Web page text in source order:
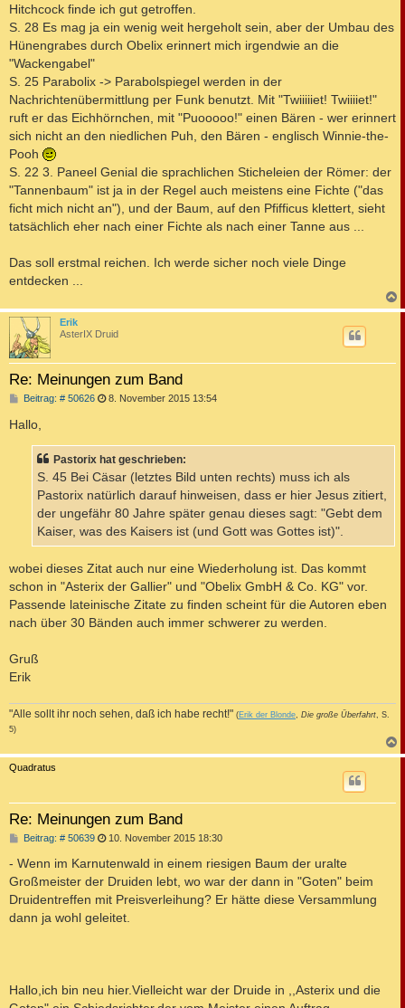
Hitchcock finde ich gut getroffen.
S. 28 Es mag ja ein wenig weit hergeholt sein, aber der Umbau des
Hünengrabes durch Obelix erinnert mich irgendwie an die
"Wackengabel"
S. 25 Parabolix -> Parabolspiegel werden in der
Nachrichtenübermittlung per Funk benutzt. Mit "Twiiiiiet! Twiiiiet!"
ruft er das Eichhörnchen, mit "Puooooo!" einen Bären - wer erinnert
sich nicht an den niedlichen Puh, den Bären - englisch Winnie-the-
Pooh
S. 22 3. Paneel Genial die sprachlichen Sticheleien der Römer: der
"Tannenbaum" ist ja in der Regel auch meistens eine Fichte ("das
ficht mich nicht an"), und der Baum, auf den Pfifficus klettert, sieht
tatsächlich eher nach einer Fichte als nach einer Tanne aus ...
Das soll erstmal reichen. Ich werde sicher noch viele Dinge
entdecken ...
a
Erik
AsterIX Druid
Re: Meinungen zum Band
Beitrag: # 50626B
r
a
8. November 2015 13:54
Hallo,
Pastorix hat geschrieben:
S. 45 Bei Cäsar (letztes Bild unten rechts) muss ich als
Pastorix natürlich darauf hinweisen, dass er hier Jesus zitiert,
der ungefähr 80 Jahre später genau dieses sagt: "Gebt dem
Kaiser, was des Kaisers ist (und Gott was Gottes ist)".
wobei dieses Zitat auch nur eine Wiederholung ist. Das kommt
schon in "Asterix der Gallier" und "Obelix GmbH & Co. KG" vor.
Passende lateinische Zitate zu finden scheint für die Autoren eben
nach über 30 Bänden auch immer schwerer zu werden.
Gruß
Erik
"Alle sollt ihr noch sehen, daß ich habe recht!" (Erik der Blonde Die große Überfahrt , S.
5)
a
Quadratus
Re: Meinungen zum Band
Beitrag: # 50639B
i
r
a
g
10. November 2015 18:30
- Wenn im Karnutenwald in einem riesigen Baum der uralte
Großmeister der Druiden lebt, wo war der dann in "Goten" beim
Druidentreffen mit Preisverleihung? Er hätte diese Versammlung
dann ja wohl geleitet.
Hallo,ich bin neu hier.Vielleicht war der Druide in ,,Asterix und die